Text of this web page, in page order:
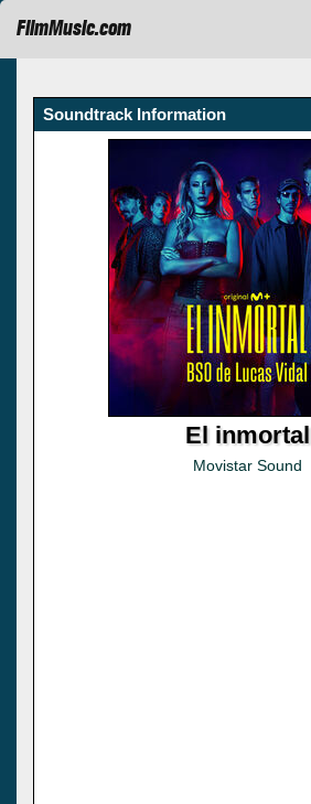
FilmMusic.com
Soundtrack Information
El inmortal
Movistar Sound